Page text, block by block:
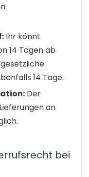
Ihr könnt
14 Tagen ab
14 Tage.
Der
an
bei